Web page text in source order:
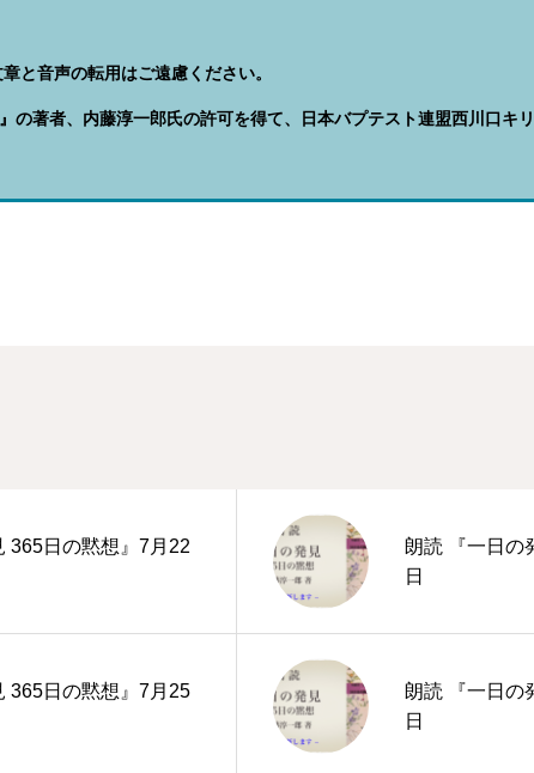
と音声の転用はご遠慮ください。
著者、内藤淳一郎氏の許可を得て、日本バプテスト連盟西川口キ
365日の黙想』7月22
朗読 『一日の
日
365日の黙想』7月25
朗読 『一日の
日